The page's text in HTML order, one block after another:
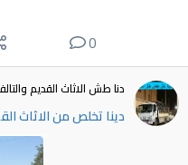
0
دنا طش الاثاث القديم
دينا تخلص من الاثاث القديم